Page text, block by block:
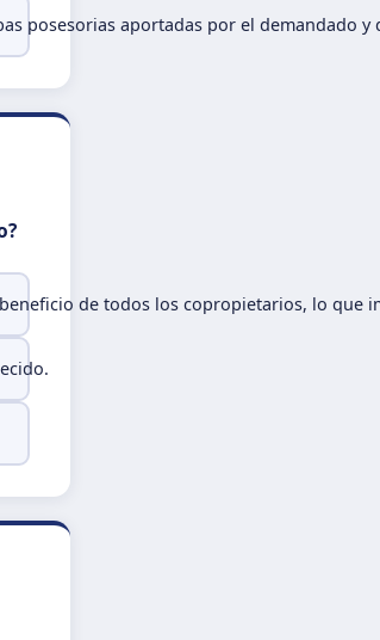
posesorias aportadas por el demandado
de todos los copropietarios, lo que